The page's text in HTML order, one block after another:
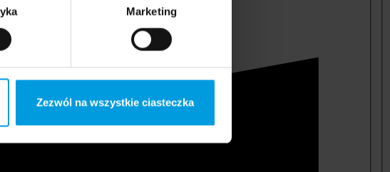
Marketing
Zezwól na wszystkie ciasteczka